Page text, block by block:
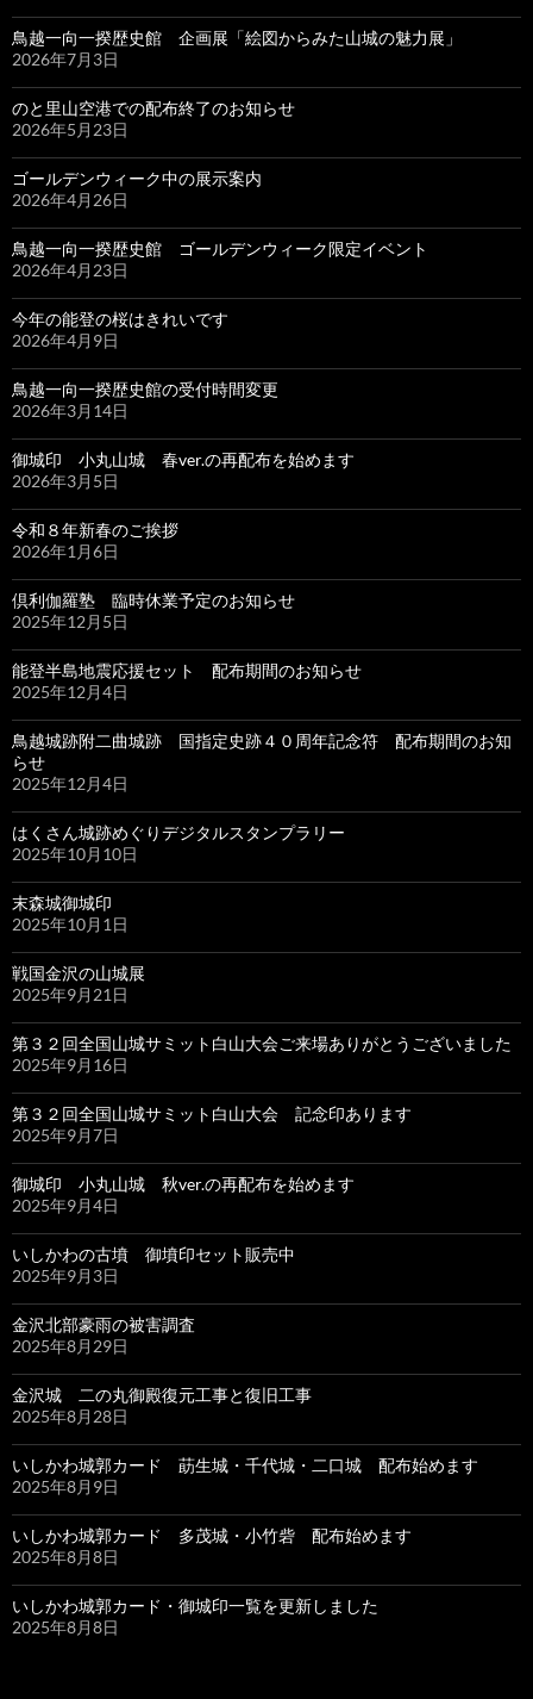
鳥越一向一揆歴史館 企画展「絵図からみた山城の魅力展」
2026年7月3日
のと里山空港での配布終了のお知らせ
2026年5月23日
ゴールデンウィーク中の展示案内
2026年4月26日
鳥越一向一揆歴史館 ゴールデンウィーク限定イベント
2026年4月23日
今年の能登の桜はきれいです
2026年4月9日
鳥越一向一揆歴史館の受付時間変更
2026年3月14日
御城印 小丸山城 春ver.の再配布を始めます
2026年3月5日
令和８年新春のご挨拶
2026年1月6日
倶利伽羅塾 臨時休業予定のお知らせ
2025年12月5日
能登半島地震応援セット 配布期間のお知らせ
2025年12月4日
鳥越城跡附二曲城跡 国指定史跡４０周年記念符 配布期間のお知
らせ
2025年12月4日
はくさん城跡めぐりデジタルスタンプラリー
2025年10月10日
末森城御城印
2025年10月1日
戦国金沢の山城展
2025年9月21日
第３２回全国山城サミット白山大会ご来場ありがとうございました
2025年9月16日
第３２回全国山城サミット白山大会 記念印あります
2025年9月7日
御城印 小丸山城 秋ver.の再配布を始めます
2025年9月4日
いしかわの古墳 御墳印セット販売中
2025年9月3日
金沢北部豪雨の被害調査
2025年8月29日
金沢城 二の丸御殿復元工事と復旧工事
2025年8月28日
いしかわ城郭カード 莇生城・千代城・二口城 配布始めます
2025年8月9日
いしかわ城郭カード 多茂城・小竹砦 配布始めます
2025年8月8日
いしかわ城郭カード・御城印一覧を更新しました
2025年8月8日